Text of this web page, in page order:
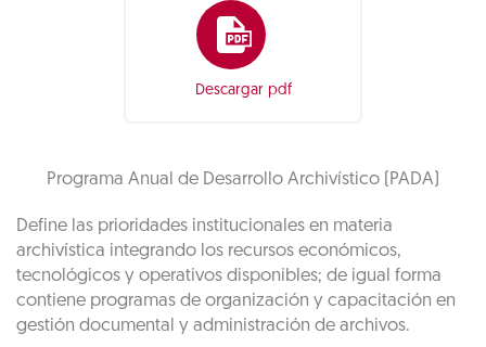
Descargar pdf
Programa Anual de Desarrollo Archivístico (PADA)
Define las prioridades institucionales en materia
archivística integrando los recursos económicos,
tecnológicos y operativos disponibles; de igual forma
contiene programas de organización y capacitación en
gestión documental y administración de archivos.